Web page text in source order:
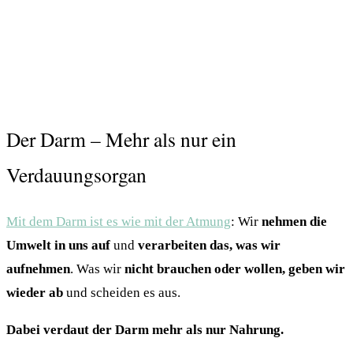
Der Darm – Mehr als nur ein
Verdauungsorgan
Mit dem Darm ist es wie mit der Atmung: Wir nehmen die
Umwelt in uns auf und verarbeiten das, was wir
aufnehmen. Was wir nicht brauchen oder wollen, geben wir
wieder ab und scheiden es aus.
Dabei verdaut der Darm mehr als nur Nahrung.